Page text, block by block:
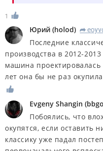
1
Юрий (holod) R
Последние
производства в 2012-
машина проектировалась
лет она бы не раз
Evgeny Shangin (
Побоялись, что
окупятся, если оставить
классику уже падал